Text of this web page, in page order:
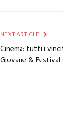
NEXT ARTICLE
Cinema: tutti i
Giovane & Festival